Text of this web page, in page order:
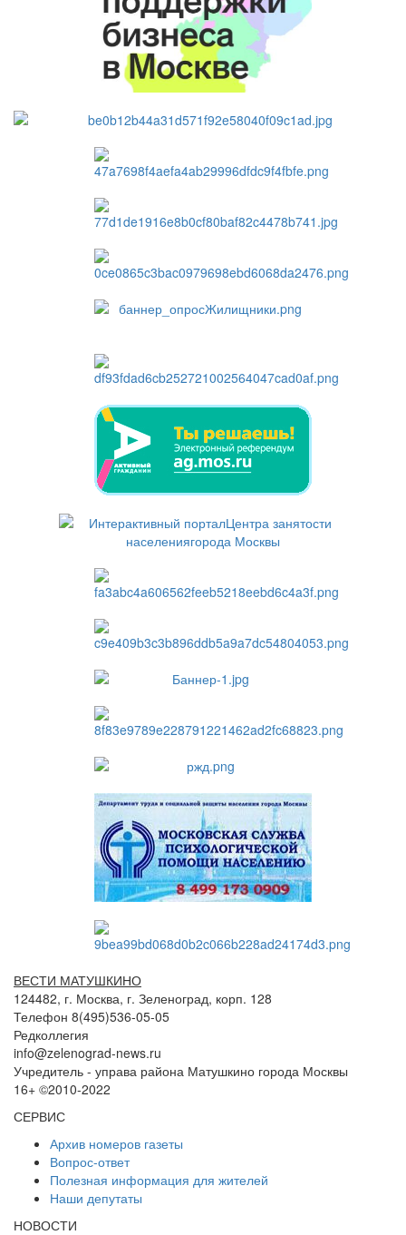
ВЕСТИ МАТУШКИНО
124482, г. Москва, г. Зеленоград, корп. 128
Телефон 8(495)536-05-05
Редколлегия
info@zelenograd-news.ru
Учредитель - управа района Матушкино города Москвы
16+ ©2010-2022
СЕРВИС
Архив номеров газеты
Вопрос-ответ
Полезная информация для жителей
Наши депутаты
НОВОСТИ